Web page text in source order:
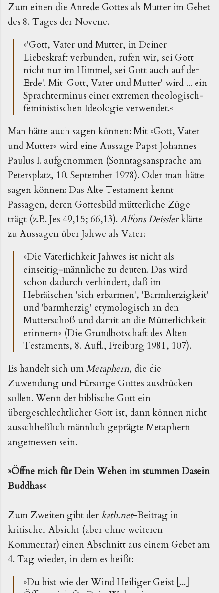
Zum einen die Anrede Gottes als Mutter im Gebet
des 8. Tages der Novene.
»'Gott, Vater und Mutter, in Deiner
Liebeskraft verbunden, rufen wir, sei Gott
nicht nur im Himmel, sei Gott auch auf der
Erde'. Mit 'Gott, Vater und Mutter' wird ... ein
Sprachterminus einer extremen theologisch-
feministischen Ideologie verwendet.«
Man hätte auch sagen können: Mit »Gott, Vater
und Mutter« wird eine Aussage Papst Johannes
Paulus I. aufgenommen (Sonntagsansprache am
Petersplatz, 10. September 1978). Oder man hätte
sagen können: Das Alte Testament kennt
Passagen, deren Gottesbild mütterliche Züge
trägt (z.B. Jes 49,15; 66,13). Alfons Deisslerklärte
zu Aussagen über Jahwe als Vater:
»Die Väterlichkeit Jahwes ist nicht als
einseitig-männliche zu deuten. Das wird
schon dadurch verhindert, daß im
Hebräischen 'sich erbarmen', 'Barmherzigkeit'
und 'barmherzig' etymologisch an den
Mutterschoß und damit an die Mütterlichkeit
erinnern« (Die Grundbotschaft des Alten
Testaments, 8. Aufl., Freiburg 1981, 107).
Es handelt sich umMetaphern, die die
Zuwendung und Fürsorge Gottes ausdrücken
sollen. Wenn der biblische Gott ein
übergeschlechtlicher Gott ist, dann können nicht
ausschließlich männlich geprägte Metaphern
angemessen sein.
»Öffne mich für Dein Wehen im stummen Dasein
Buddhas«
Zum Zweiten gibt derkath.net-Beitrag in
kritischer Absicht (aber ohne weiteren
Kommentar) einen Abschnitt aus einem Gebet am
4. Tag wieder, in dem es heißt:
»Du bist wie der Wind Heiliger Geist [...]